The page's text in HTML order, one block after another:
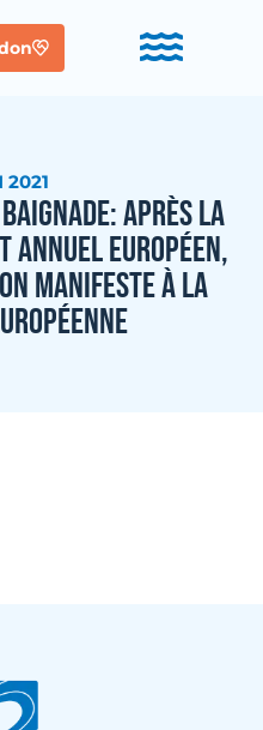
2021
APRÈS LA
ANNUEL EUROPÉEN,
MANIFESTE À LA